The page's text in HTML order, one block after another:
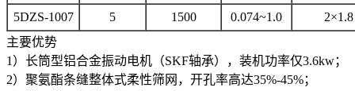
5DZS-1007
5 1500 0.074~1.0
2×1.8
主要优势
1）长筒型铝合金振动电机（SKF轴承），装机功率仅3.6kw；
2）聚氨酯条缝整体式柔性筛网，开孔率高达35%-45%；